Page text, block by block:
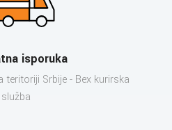
isporuka
teritoriji Srbije - Bex kurirska
služba